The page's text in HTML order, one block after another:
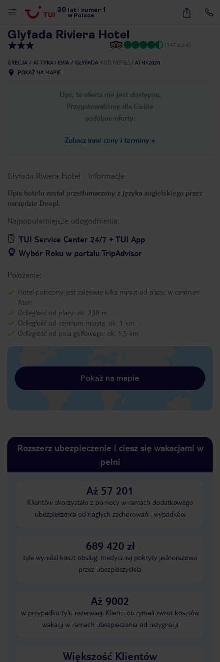
30 lat numer 1
w Polsce
52
Glyfada Riviera Hotel
(147 opinii)
GRECJA ATTYKA I EVIA GLYFADA KOD HOTELU ATH12020
POKAŻ NA MAPIE
Ups, ta oferta nie jest dostępna.
Przygotowaliśmy dla Ciebie
podobne oferty:
Zobacz inne ceny i terminy »
Glyfada Riviera Hotel - informacje
Opis hotelu został przetłumaczony z języka angielskiego przez
narzędzie DeepL
Najpopularniejsze udogodnienia:
TUI Service Center 24/7 + TUI App
Wybór Roku w portalu TripAdvisor
Położenie:
Hotel położony jest zaledwie kilka minut od plaży, w centrum
Aten.
Odległość od plaży: ok. 238 m
Odległość od centrum miasta: ok. 1 km
Odległość od pola golfowego: ok. 1,5 km
Pokaż na mapie
Rozszerz ubezpieczenie i ciesz się wakacjami w
pełni
Aż 57 201
Klientów skorzystało z pomocy w ramach dodatkowego
ubezpieczenia od nagłych zachorowań i wypadków
689 420 zł
tyle wyniósł koszt obsługi medycznej pokryty jednorazowo
przez ubezpieczyciela
Aż 9002
w przypadku tylu rezerwacji Klienci otrzymali zwrot kosztów
wakacji w ramach ubezpieczenia od rezygnacji
Większość Klientów